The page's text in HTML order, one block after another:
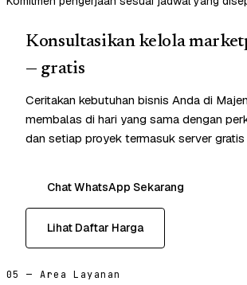
Konsultasikan kelola
— gratis
Ceritakan kebutuhan bisnis Anda di
membalas di hari yang sama dengan
dan setiap proyek termasuk server gratis
Chat WhatsApp Sekarang
Lihat Daftar Harga
05 — Area Layanan